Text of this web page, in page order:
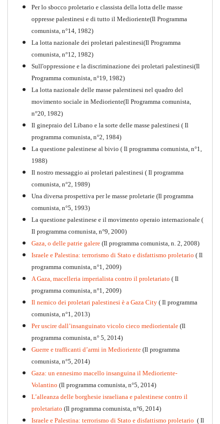
1917-2017 Ieri Oggi Domani
PDF Quaderno n°9
Per la difesa intransigente
Per lo sbocco proletario e classista della lotta delle masse
oppresse palestinesi e di tutto il Medioriente(Il Programma
comunista, n°14, 1982)
La lotta nazionale dei proletari palestinesi(Il Programma
comunista, n°12, 1982)
Sull'oppressione e la discriminazione dei proletari palestinesi(Il
Programma comunista, n°19, 1982)
La lotta nazionale delle masse palerstinesi nel quadro del
movimento sociale in Medioriente(Il Programma comunista,
n°20, 1982)
Il ginepraio del Libano e la sorte delle masse palestinesi ( Il
programma comunista, n°2, 1984)
La questione palestinese al bivio ( Il programma comunista, n°1,
1988)
Il nostro messaggio ai proletari palestinesi ( Il programma
comunista, n°2, 1989)
Una diversa prospettiva per le masse proletarie (Il programma
comunista, n°5, 1993)
La questione palestinese e il movimento operaio internazionale (
Il programma comunista, n°9, 2000)
Gaza, o delle patrie galere (Il programma comunista, n. 2, 2008)
Israele e Palestina: terrorismo di Stato e disfattismo proletario ( Il
programma comunista, n°1, 2009)
A Gaza, macelleria imperialista contro il proletariato ( Il
programma comunista, n°1, 2009)
Il nemico dei proletari palestinesi è a Gaza City ( Il programma
comunista, n°1, 2013)
Per uscire dall’insanguinato vicolo cieco mediorientale (Il
programma comunista, n° 5, 2014)
Guerre e trafficanti d’armi in Medioriente (Il programma
comunista, n°5, 2014)
Gaza: un ennesimo macello insanguina il Medioriente-
Volantino (Il programma comunista, n°5, 2014)
L’alleanza delle borghesie israeliana e palestinese contro il
proletariato (Il programma comunista, n°6, 2014)
Israele e Palestina: terrorismo di Stato e disfattismo proletario ( Il